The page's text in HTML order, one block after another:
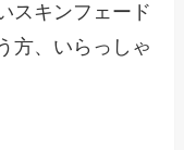
スキンフェード
方、いらっしゃ